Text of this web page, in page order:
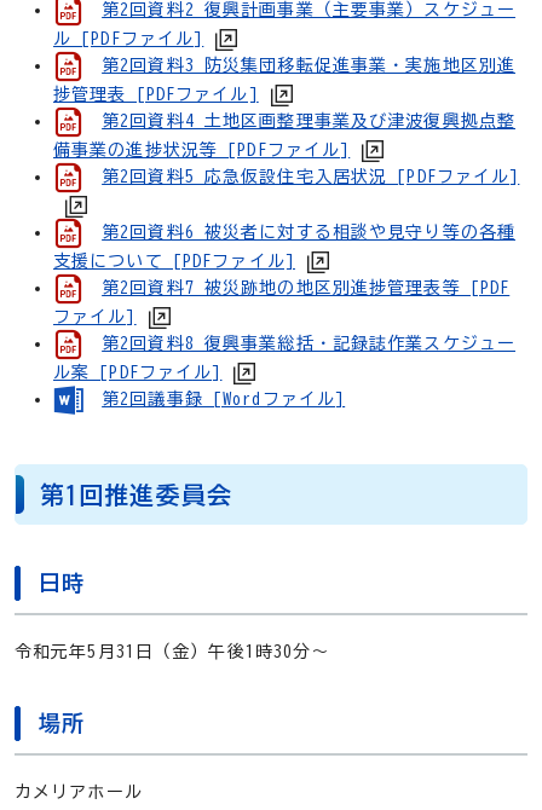
第2回資料2 復興計画事業（主要事業）スケジュー
ル [PDFファイル]
第2回資料3 防災集団移転促進事業・実施地区別進
捗管理表 [PDFファイル]
第2回資料4 土地区画整理事業及び津波復興拠点整
備事業の進捗状況等 [PDFファイル]
第2回資料5 応急仮設住宅入居状況 [PDFファイル]
第2回資料6 被災者に対する相談や見守り等の各種
支援について [PDFファイル]
第2回資料7 被災跡地の地区別進捗管理表等 [PDF
ファイル]
第2回資料8 復興事業総括・記録誌作業スケジュー
ル案 [PDFファイル]
第2回議事録 [Wordファイル]
第1回推進委員会
日時
令和元年5月31日（金）午後1時30分～
場所
カメリアホール